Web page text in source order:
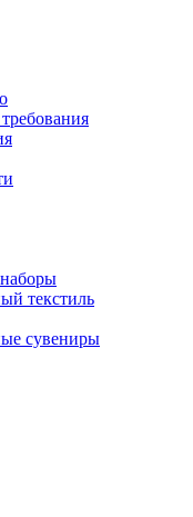
текстиль
сувениры